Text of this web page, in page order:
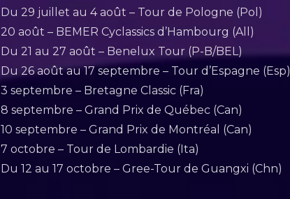
Du 29 juillet au 4 août – Tour de Pologne (Pol)
20 août – BEMER Cyclassics d’Hambourg (All)
Du 21 au 27 août – Benelux Tour (P-B/BEL)
Du 26 août au 17 septembre – Tour d’Espagne (Esp)
3 septembre – Bretagne Classic (Fra)
8 septembre – Grand Prix de Québec (Can)
10 septembre – Grand Prix de Montréal (Can)
7 octobre – Tour de Lombardie (Ita)
Du 12 au 17 octobre – Gree-Tour de Guangxi (Chn)